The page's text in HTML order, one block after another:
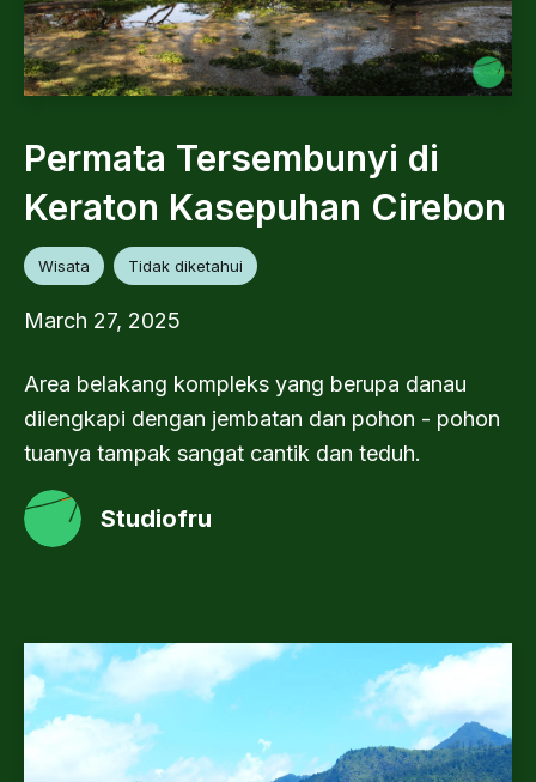
Permata Tersembunyi di
Keraton Kasepuhan Cirebon
Wisata Tidak diketahui
March 27, 2025
Area belakang kompleks yang berupa danau
dilengkapi dengan jembatan dan pohon - pohon
tuanya tampak sangat cantik dan teduh.
Studiofru